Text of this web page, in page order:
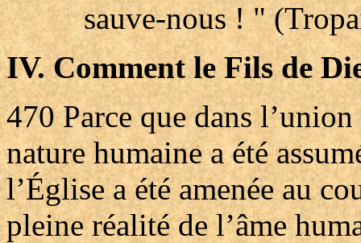
sauve-nous ! "
IV. Comment le Fils de
470 Parce que dans
nature humaine a été
l’Église a été amenée au
pleine réalité de l’âme